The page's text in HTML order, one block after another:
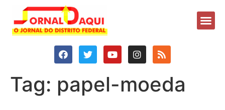
Tag: papel-moeda